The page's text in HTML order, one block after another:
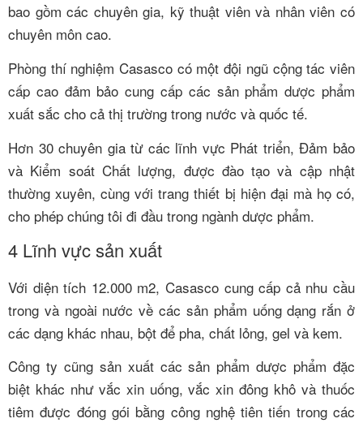
bao gồm các chuyên gia, kỹ thuật viên và nhân viên có
chuyên môn cao.
Phòng thí nghiệm Casasco có một đội ngũ cộng tác viên
cấp cao đảm bảo cung cấp các sản phẩm dược phẩm
xuất sắc cho cả thị trường trong nước và quốc tế.
Hơn 30 chuyên gia từ các lĩnh vực Phát triển, Đảm bảo
và Kiểm soát Chất lượng, được đào tạo và cập nhật
thường xuyên, cùng với trang thiết bị hiện đại mà họ có,
cho phép chúng tôi đi đầu trong ngành dược phẩm.
4 Lĩnh vực sản xuất
Với diện tích 12.000 m2, Casasco cung cấp cả nhu cầu
trong và ngoài nước về các sản phẩm uống dạng rắn ở
các dạng khác nhau, bột để pha, chất lỏng, gel và kem.
Công ty cũng sản xuất các sản phẩm dược phẩm đặc
biệt khác như vắc xin uống, vắc xin đông khô và thuốc
tiêm được đóng gói bằng công nghệ tiên tiến trong các